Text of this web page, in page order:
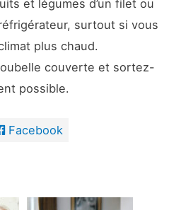
et légumes d’un filet ou
surtout si vous
plus chaud.
couverte et sortez-
possible.
Facebook